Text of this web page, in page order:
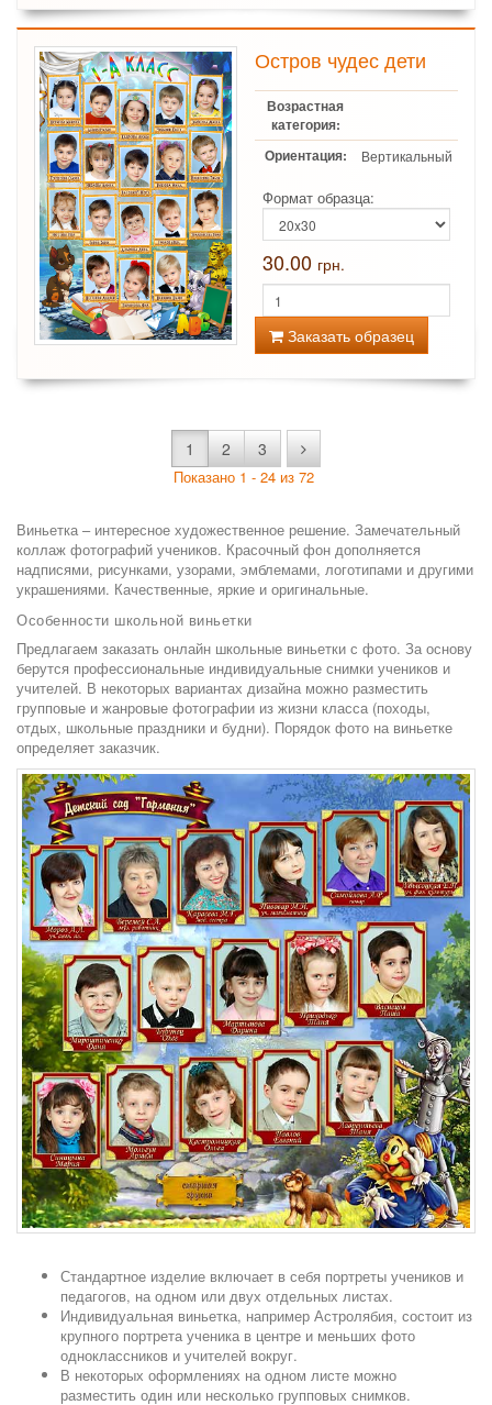
Остров чудес дети
Возрастная
категория:
Ориентация:
Вертикальный
Формат образца:
30.00 грн.
Заказать образец
1 2 3
Показано 1 - 24 из 72
Виньетка – интересное художественное решение. Замечательный
коллаж фотографий учеников. Красочный фон дополняется
надписями, рисунками, узорами, эмблемами, логотипами и другими
украшениями. Качественные, яркие и оригинальные.
Особенности школьной виньетки
Предлагаем заказать онлайн школьные виньетки с фото. За основу
берутся профессиональные индивидуальные снимки учеников и
учителей. В некоторых вариантах дизайна можно разместить
групповые и жанровые фотографии из жизни класса (походы,
отдых, школьные праздники и будни). Порядок фото на виньетке
определяет заказчик.
Стандартное изделие включает в себя портреты учеников и
педагогов, на одном или двух отдельных листах.
Индивидуальная виньетка, например Астролябия, состоит из
крупного портрета ученика в центре и меньших фото
одноклассников и учителей вокруг.
В некоторых оформлениях на одном листе можно
разместить один или несколько групповых снимков.